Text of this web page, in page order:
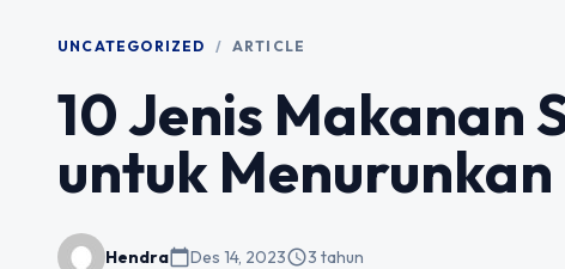
UNCATEGORIZED / ARTICLE
10 Jenis Makanan
untuk
Hendracalendar_todayDes 14, 2023schedule3 tahun